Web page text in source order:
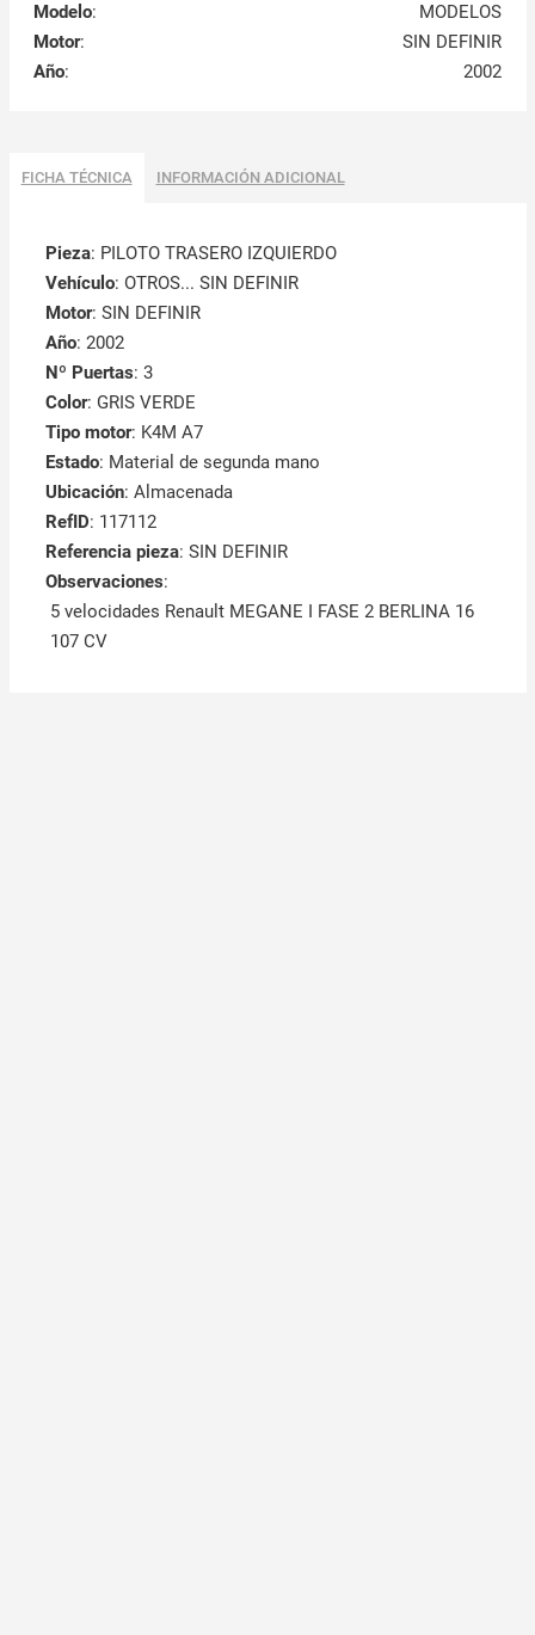
Modelo:
MODELOS
Motor:
SIN DEFINIR
Año: 2002
FICHA TÉCNICA INFORMACIÓN ADICIONAL
Pieza: PILOTO TRASERO IZQUIERDO
Vehículo: OTROS... SIN DEFINIR
Motor: SIN DEFINIR
Año: 2002
Nº Puertas: 3
Color: GRIS VERDE
Tipo motor: K4M A7
Estado: Material de segunda mano
Ubicación: Almacenada
RefID: 117112
Referencia pieza: SIN DEFINIR
Observaciones:
5 velocidades Renault MEGANE I FASE 2 BERLINA 16
107 CV